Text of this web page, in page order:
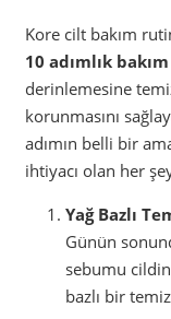
Kore cilt bakım
10 adımlık
derinlemesine
korunmasını
adımın belli bir
ihtiyacı olan her
Yağ Bazlı
Günün
sebumu
bazlı bir